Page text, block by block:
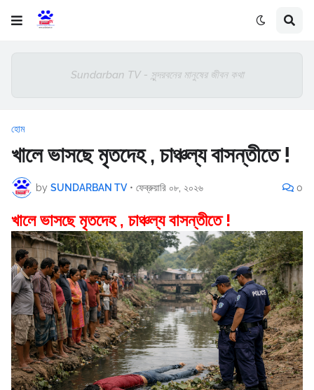
Sundarban TV - সুন্দরবনের মানুষের জীবন কথা
হোম
খালে ভাসছে মৃতদেহ , চাঞ্চল্য বাসন্তীতে !
by SUNDARBAN TV • ফেব্রুয়ারি ০৮, ২০২৬ 0
খালে ভাসছে মৃতদেহ , চাঞ্চল্য বাসন্তীতে !